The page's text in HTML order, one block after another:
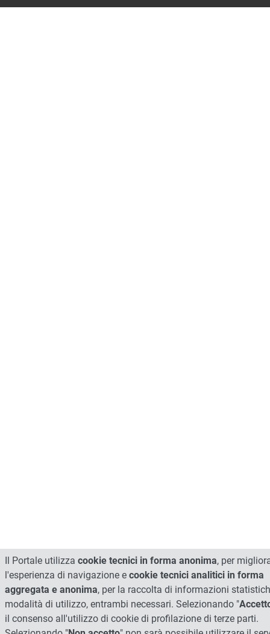
Il Portale utilizza cookie tecnici in forma anonima, per
l'esperienza di navigazione e cookie tecnici analitici in forma
aggregata e anonima, per la raccolta di informazioni
modalità di utilizzo, entrambi necessari. Selezionando "
il consenso all'utilizzo di cookie di profilazione di terze parti.